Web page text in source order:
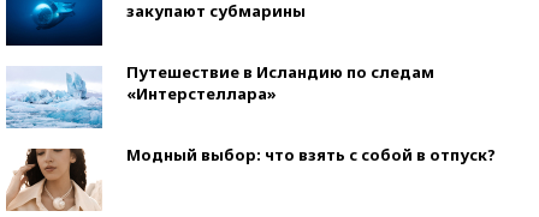
закупают субмарины
Путешествие в Исландию по следам
«Интерстеллара»
Модный выбор: что взять с собой в отпуск?